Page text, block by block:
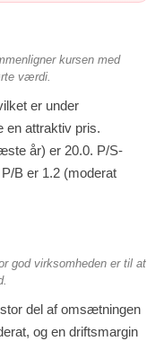
kursen med
værdi.
er under
en attraktiv pris.
år) er 20.0. P/S-
B er 1.2 (moderat
god virksomheden er til at
del af omsætningen
og en driftsmargin